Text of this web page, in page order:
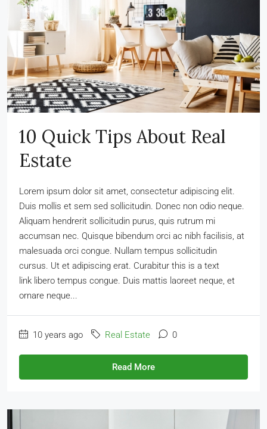
10 Quick Tips About Real
Estate
Lorem ipsum dolor sit amet, consectetur adipiscing elit.
Duis mollis et sem sed sollicitudin. Donec non odio neque.
Aliquam hendrerit sollicitudin purus, quis rutrum mi
accumsan nec. Quisque bibendum orci ac nibh facilisis, at
malesuada orci congue. Nullam tempus sollicitudin
cursus. Ut et adipiscing erat. Curabitur this is a text
link libero tempus congue. Duis mattis laoreet neque, et
ornare neque...
10 years ago Real Estate 0
Read More